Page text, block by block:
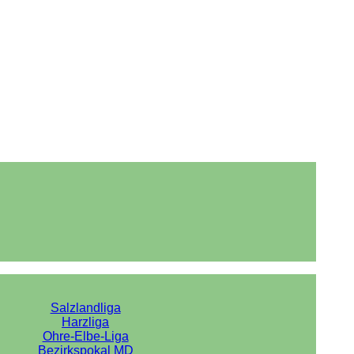
Salzlandliga
Harzliga
Ohre-Elbe-Liga
Bezirkspokal MD